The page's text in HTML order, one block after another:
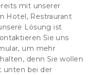
mit unserer
Hotel, Restraurant
Lösung ist
Sie uns
um mehr
denn Sie wollen
unten bei der